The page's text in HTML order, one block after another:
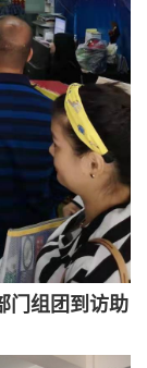
门组团到访助